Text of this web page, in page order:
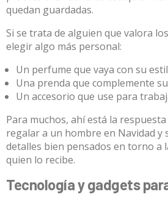
quedan guardadas.
Si se trata de alguien que valora
elegir algo más personal:
Un perfume que vaya con su
Una prenda que complemente
Un accesorio que use para
Para muchos, ahí está la
regalar a un hombre en Navidad y
detalles bien pensados en torno a
quien lo recibe.
Tecnología y gadgets